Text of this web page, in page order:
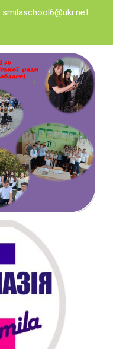
smilaschool6@ukr.net